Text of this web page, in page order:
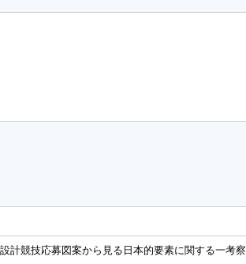
計競技応募図案から見る日本的要素に関する一考察